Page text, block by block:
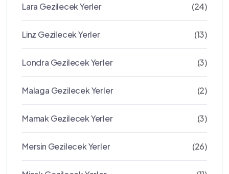
Lara Gezilecek Yerler (24)
Linz Gezilecek Yerler (13)
Londra Gezilecek Yerler (3)
Malaga Gezilecek Yerler (2)
Mamak Gezilecek Yerler (3)
Mersin Gezilecek Yerler (26)